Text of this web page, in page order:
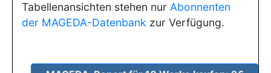
Tabellenansichten stehen nur Abonnenten
der MAGEDA-Datenbank zur Verfügung.